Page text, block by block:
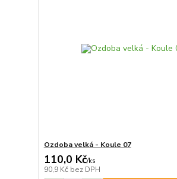
Ozdoba velká - Koule 07
110,0 Kč/ks
90,9 Kč bez DPH